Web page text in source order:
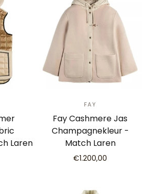
Laren
FAY
Fay Cashmere Jas
Champagnekleur -
Match Laren
€1.200,00